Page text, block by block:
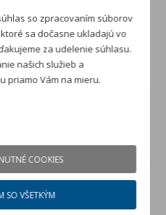
€
so zpracovaním súborov
sa dočasne ukladajú vo
za udelenie súhlasu.
našich služieb a
priamo Vám na mieru.
COOKIES
SO VŠETKÝM